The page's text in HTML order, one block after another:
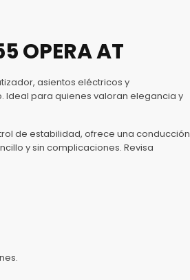
OPERA AT
asientos eléctricos y
Ideal para quienes valoran elegancia y
de estabilidad, ofrece una conducción
y sin complicaciones. Revisa